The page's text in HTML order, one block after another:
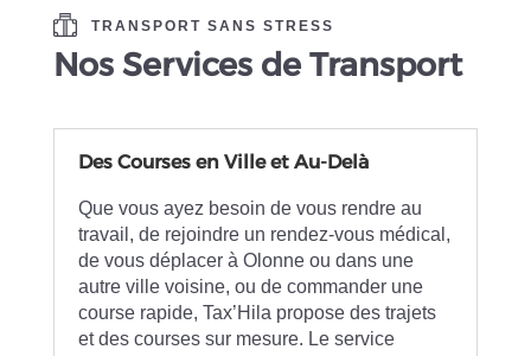
TRANSPORT SANS STRESS
Nos Services de Transport
Des Courses en Ville et Au-Delà
Que vous ayez besoin de vous rendre au
travail, de rejoindre un rendez-vous médical,
de vous déplacer à Olonne ou dans une
autre ville voisine, ou de commander une
course rapide, Tax’Hila propose des trajets
et des courses sur mesure. Le service